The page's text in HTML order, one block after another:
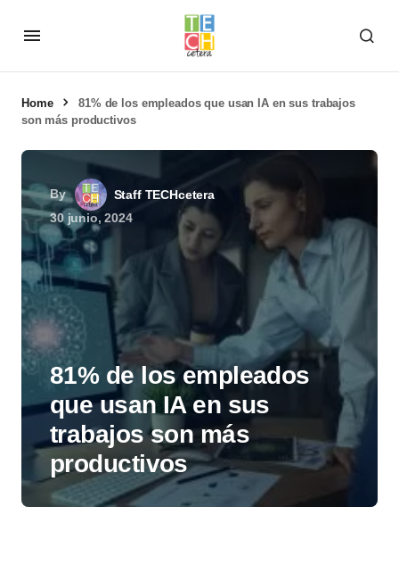
Home
81% de los empleados que usan IA en sus trabajos
son más productivos
By
Staff TECHcetera
30 junio, 2024
81% de los empleados
que usan IA en sus
trabajos son más
productivos